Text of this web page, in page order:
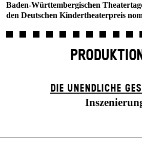
Baden-Württembergischen
den Deutschen Kindertheaterpreis
DIE UN­ENDLICHE